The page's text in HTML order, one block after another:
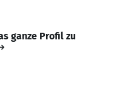
ganze Profil zu